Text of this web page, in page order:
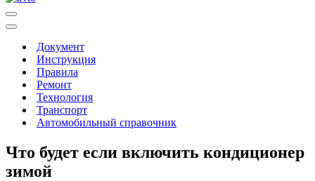
Меню
навигации
Меню
навигацииДокумент
Инструкция
Правила
Ремонт
Технология
Транспорт
Автомобильный справочник
Что будет если включить кондиционер
зимой